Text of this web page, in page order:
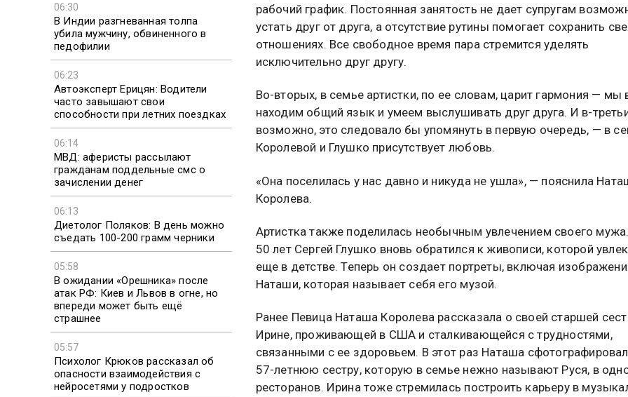
06:30
В Индии разгневанная толпа
убила мужчину, обвиненного в
педофилии
06:23
Автоэксперт Ерицян: Водители
часто завышают свои
способности при летних поездках
06:14
МВД: аферисты рассылают
гражданам поддельные смс о
зачислении денег
06:13
Диетолог Поляков: В день можно
съедать 100-200 грамм черники
05:58
В ожидании «Орешника» после
атак РФ: Киев и Львов в огне, но
впереди может быть ещё
страшнее
05:57
Психолог Крюков рассказал об
опасности взаимодействия с
нейросетями у подростков
рабочий график. Постоянная занятость не дает супругам
устать друг от друга, а отсутствие рутины помогает сохранить
отношениях. Все свободное время пара стремится уделять
исключительно друг другу.
Во-вторых, в семье артистки, по ее словам, царит гармония — мы
находим общий язык и умеем выслушивать друг друга. И в-
возможно, это следовало бы упомянуть в первую очередь, — в
Королевой и Глушко присутствует любовь.
«Она поселилась у нас давно и никуда не ушла», — пояснила
Королева.
Артистка также поделилась необычным увлечением своего
50 лет Сергей Глушко вновь обратился к живописи, которой
еще в детстве. Теперь он создает портреты, включая
Наташи, которая называет себя его музой.
Ранее Певица Наташа Королева рассказала о своей старшей
Ирине, проживающей в США и сталкивающейся с трудностями,
связанными с ее здоровьем. В этот раз Наташа
57-летнюю сестру, которую в семье нежно называют Руся, в
ресторанов. Ирина тоже стремилась построить карьеру в